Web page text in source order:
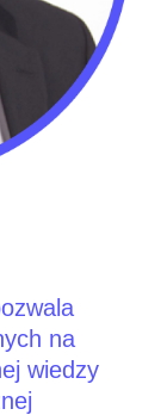
na
wiedzy